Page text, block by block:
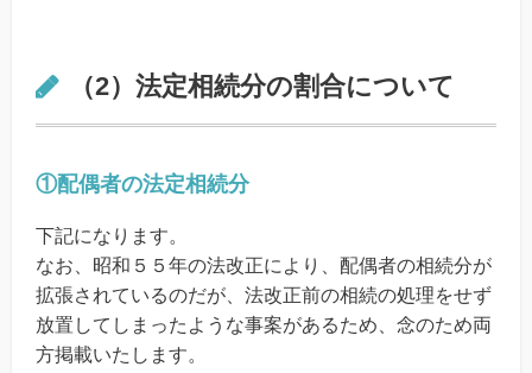
（2）法定相続分の割合について
①配偶者の法定相続分
下記になります。
なお、昭和５５年の法改正により、配偶者の相続分が
拡張されているのだが、法改正前の相続の処理をせず
放置してしまったような事案があるため、念のため両
方掲載いたします。